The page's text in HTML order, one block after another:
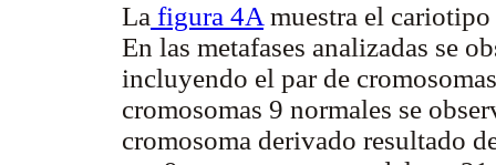
La figura 4A muestra el
En las metafases analizadas se
incluyendo el par de
cromosomas 9 normales se
cromosoma derivado resultado